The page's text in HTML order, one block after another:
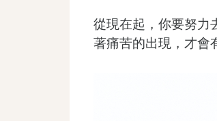
從現在起，你要努力
著痛苦的出現，才會